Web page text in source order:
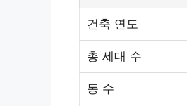
건축 연도
총 세대 수
동 수